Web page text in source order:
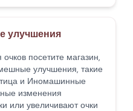
улучшения
посетите магазин,
улучшения, такие
и Иномашинные
изменения
или увеличивают очки